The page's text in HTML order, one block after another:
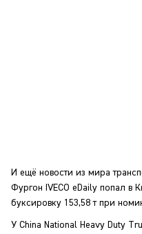
И ещё новости из мира
Фургон IVECO eDaily попал в
буксировку 153,58 т при
У China National Heavy Duty